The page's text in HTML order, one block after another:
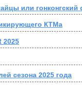
или гонконгский
КТМа
2025
сезона 2025 года